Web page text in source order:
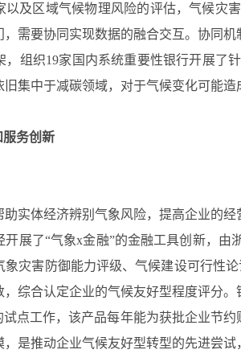
以及区域气候物理风险的评估，气候灾
需要协同实现数据的融合交互。协同
，组织19家国内系统重要性银行开展了
集中于减碳领域，对于气候变化可能造
服务创新
实体经济辨别气象风险，提高企业的
开展了“气象x金融”的金融工具创新，
象灾害防御能力评级、气候建设可行性
综合认定企业的气候友好型程度评分
试点工作，该产品每年能为获批企业节
是推动企业气候友好型转型的先进尝